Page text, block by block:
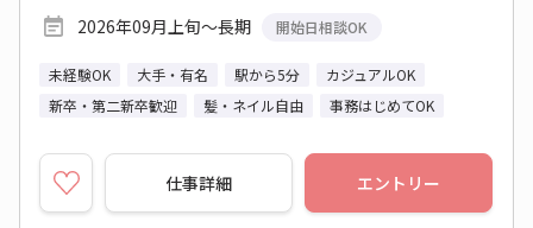
2026年09月上旬～長期
開始日相談OK
未経験OK 大手・有名 駅から5分
カジュアルOK
新卒・第二新卒歓迎
髪・ネイル自由 事務はじめてOK
仕事詳細 エントリー